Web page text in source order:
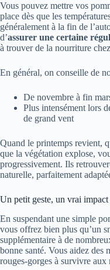
Vous pouvez mettre vos
place dès que les
généralement à la fin de
d’assurer une certaine
à trouver de la nourriture
En général, on conseille de
De novembre à fin
Plus intensément lors
de grand vent
Quand le printemps revient,
que la végétation explose,
progressivement. Ils
naturelle, parfaitement
Un petit geste, un vrai
En suspendant une simple
vous offrez bien plus qu’un
supplémentaire à de
bonne santé. Vous aidez des
rouges-gorges à survivre aux